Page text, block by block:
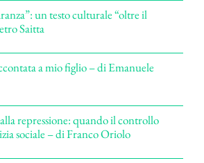
un testo culturale “oltre il
Saitta
a mio figlio – di Emanuele
repressione: quando il controllo
sociale – di Franco Oriolo